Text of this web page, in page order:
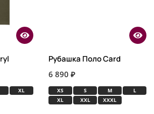
XL
Рубашка Поло Card
6 890 ₽
XS S M
L
XL
XXL XXXL